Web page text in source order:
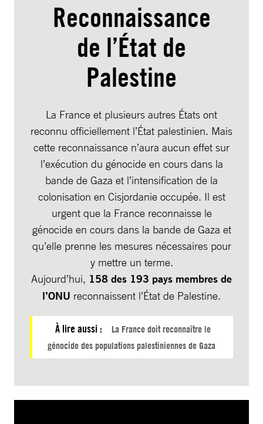
Reconnaissance
de l’État de
Palestine
La France et plusieurs autres États ont
reconnu officiellement l’État palestinien. Mais
cette reconnaissance n’aura aucun effet sur
l’exécution du génocide en cours dans la
bande de Gaza et l’intensification de la
colonisation en Cisjordanie occupée. Il est
urgent que la France reconnaisse le
génocide en cours dans la bande de Gaza et
qu’elle prenne les mesures nécessaires pour
y mettre un terme.
Aujourd’hui, 158 des 193 pays membres de
l’ONU reconnaissent l’État de Palestine.
À lire aussi :
La France doit reconnaître le
génocide des populations palestiniennes de Gaza